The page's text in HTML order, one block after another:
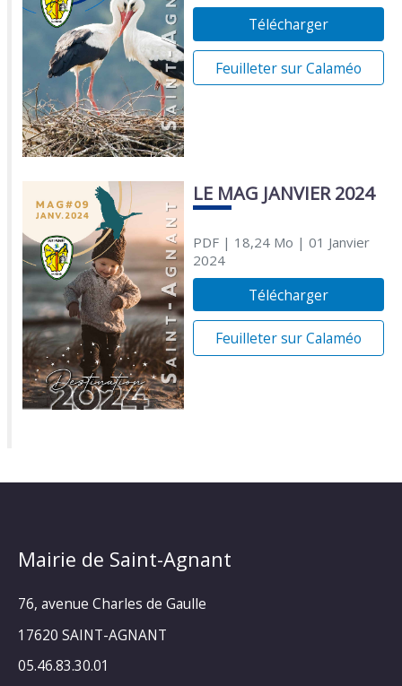
Télécharger
Feuilleter sur Calaméo
LE MAG JANVIER 2024
PDF| 18,24 Mo | 01 Janvier
2024
Télécharger
Feuilleter sur Calaméo
Mairie de Saint-Agnant
76, avenue Charles de Gaulle
17620 SAINT-AGNANT
05.46.83.30.01